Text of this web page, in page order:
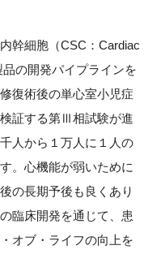
幹細胞（CSC ： Cardiac
の開発パイプラインを
復術後の単心室小児症
証する第Ⅲ相試験が進
人から１万人に１人の
。心機能が弱いために
の長期予後も良くあり
臨床開発を通じて、患
オブ・ライフの向上を